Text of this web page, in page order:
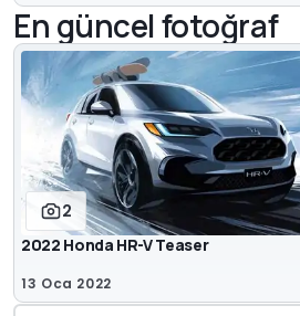
En güncel fotoğraf
2
2022 Honda HR-V Teaser
13 Oca 2022